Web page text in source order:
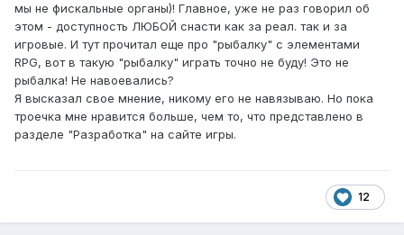
мы не фискальные органы)! Главное, уже не раз говорил об
этом - доступность ЛЮБОЙ снасти как за реал. так и за
игровые. И тут прочитал еще про "рыбалку" с элементами
RPG, вот в такую "рыбалку" играть точно не буду! Это не
рыбалка! Не навоевались?
Я высказал свое мнение, никому его не навязываю. Но пока
троечка мне нравится больше, чем то, что представлено в
разделе "Разработка" на сайте игры.
12